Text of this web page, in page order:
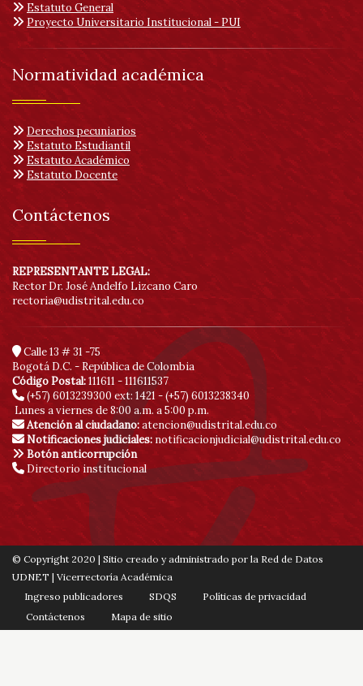
Estatuto General
Proyecto Universitario Institucional - PUI
Normatividad académica
Derechos pecuniarios
Estatuto Estudiantil
Estatuto Académico
Estatuto Docente
Contáctenos
REPRESENTANTE LEGAL:
Rector Dr. José Andelfo Lizcano Caro
rectoria@udistrital.edu.co
Calle 13 # 31 -75
Bogotá D.C. - República de Colombia
Código Postal:111611 - 111611537
(+57) 6013239300 ext: 1421 - (+57) 6013238340
Lunes a viernes de 8:00 a.m. a 5:00 p.m.
Atención al ciudadano:atencion@udistrital.edu.co
Notificaciones judiciales: notificacionjudicial@udistrital.edu.co
Botón anticorrupción
Directorio institucional
© Copyright 2020 | Sitio creado y administrado por la Red de Datos
UDNET | Vicerrectoría Académica
Ingreso publicadores
SDQS
Políticas de privacidad
Contáctenos
Mapa de sitio